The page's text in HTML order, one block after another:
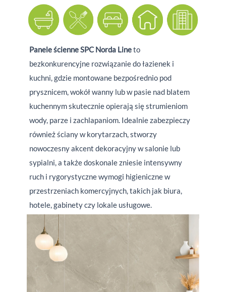
Panele ścienne SPC Norda Lineto
bezkonkurencyjne rozwiązanie do łazienek i
kuchni, gdzie montowane bezpośrednio pod
prysznicem, wokół wanny lub w pasie nad blatem
kuchennym skutecznie opierają się strumieniom
wody, parze i zachlapaniom. Idealnie zabezpieczy
również ściany w korytarzach, stworzy
nowoczesny akcent dekoracyjny w salonie lub
sypialni, a także doskonale zniesie intensywny
ruch i rygorystyczne wymogi higieniczne w
przestrzeniach komercyjnych, takich jak biura,
hotele, gabinety czy lokale usługowe.